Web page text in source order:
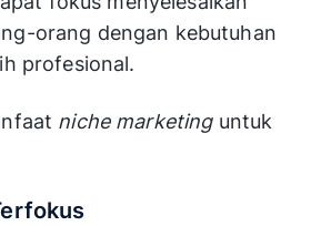
orang dengan kebutuhan
profesional.
nichemarketinguntuk